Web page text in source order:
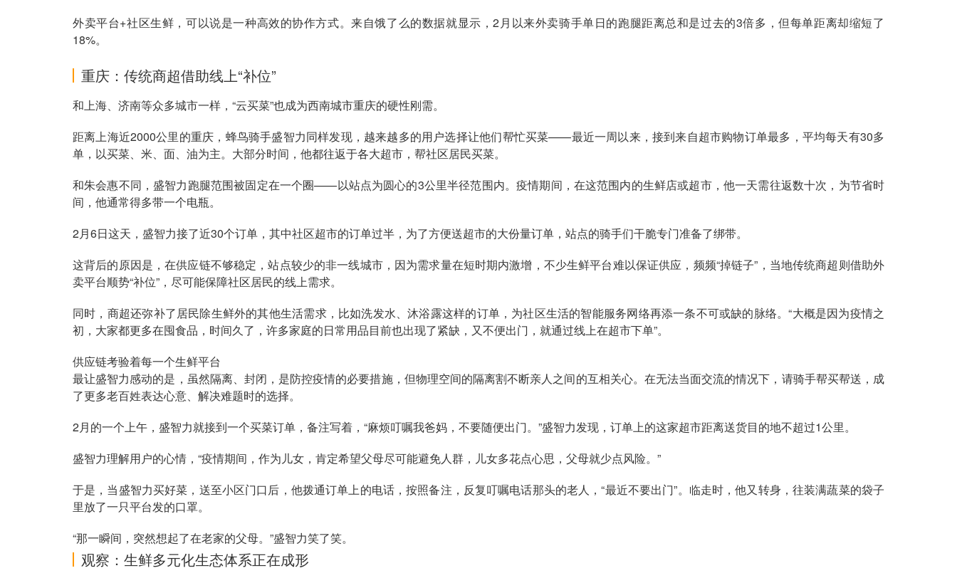
外卖平台+社区生鲜，可以说是一种高效的协作方式。来自饿了么的数据就显示，2月以来外卖骑手单日的跑腿距离总和是过去的3倍多，但每单距离却缩短了
18%。
重庆：传统商超借助线上“补位”
和上海、济南等众多城市一样，“云买菜”也成为西南城市重庆的硬性刚需。
距离上海近2000公里的重庆，蜂鸟骑手盛智力同样发现，越来越多的用户选择让他们帮忙买菜——最近一周以来，接到来自超市购物订单最多，平均每天有30多
单，以买菜、米、面、油为主。大部分时间，他都往返于各大超市，帮社区居民买菜。
和朱会惠不同，盛智力跑腿范围被固定在一个圈——以站点为圆心的3公里半径范围内。疫情期间，在这范围内的生鲜店或超市，他一天需往返数十次，为节省时
间，他通常得多带一个电瓶。
2月6日这天，盛智力接了近30个订单，其中社区超市的订单过半，为了方便送超市的大份量订单，站点的骑手们干脆专门准备了绑带。
这背后的原因是，在供应链不够稳定，站点较少的非一线城市，因为需求量在短时期内激增，不少生鲜平台难以保证供应，频频“掉链子”，当地传统商超则借助外
卖平台顺势“补位”，尽可能保障社区居民的线上需求。
同时，商超还弥补了居民除生鲜外的其他生活需求，比如洗发水、沐浴露这样的订单，为社区生活的智能服务网络再添一条不可或缺的脉络。“大概是因为疫情之
初，大家都更多在囤食品，时间久了，许多家庭的日常用品目前也出现了紧缺，又不便出门，就通过线上在超市下单”。
供应链考验着每一个生鲜平台
最让盛智力感动的是，虽然隔离、封闭，是防控疫情的必要措施，但物理空间的隔离割不断亲人之间的互相关心。在无法当面交流的情况下，请骑手帮买帮送，成
了更多老百姓表达心意、解决难题时的选择。
2月的一个上午，盛智力就接到一个买菜订单，备注写着，“麻烦叮嘱我爸妈，不要随便出门。”盛智力发现，订单上的这家超市距离送货目的地不超过1公里。
盛智力理解用户的心情，“疫情期间，作为儿女，肯定希望父母尽可能避免人群，儿女多花点心思，父母就少点风险。”
于是，当盛智力买好菜，送至小区门口后，他拨通订单上的电话，按照备注，反复叮嘱电话那头的老人，“最近不要出门”。临走时，他又转身，往装满蔬菜的袋子
里放了一只平台发的口罩。
“那一瞬间，突然想起了在老家的父母。”盛智力笑了笑。
观察：生鲜多元化生态体系正在成形